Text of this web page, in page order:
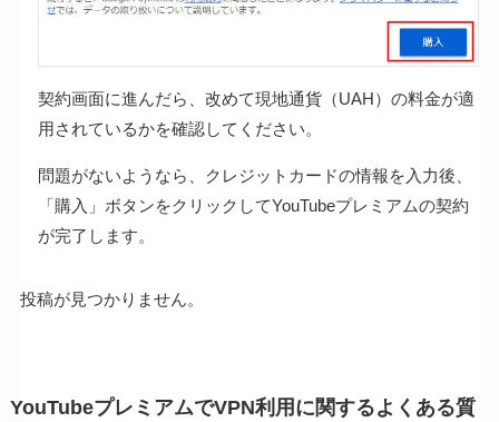
契約画面に進んだら、改めて現地通貨（UAH）の料金が適
用されているかを確認してください。
問題がないようなら、クレジットカードの情報を入力後、
「購入」ボタンをクリックしてYouTubeプレミアムの契約
が完了します。
投稿が見つかりません。
YouTubeプレミアムでVPN利用に関するよくある質